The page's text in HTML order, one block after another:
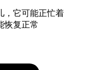
，它可能正忙着
恢复正常